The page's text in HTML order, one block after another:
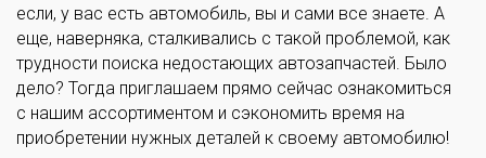
если, у вас есть автомобиль, вы и сами все знаете. А
еще, наверняка, сталкивались с такой проблемой, как
трудности поиска недостающих автозапчастей. Было
дело? Тогда приглашаем прямо сейчас ознакомиться
с нашим ассортиментом и сэкономить время на
приобретении нужных деталей к своему автомобилю!